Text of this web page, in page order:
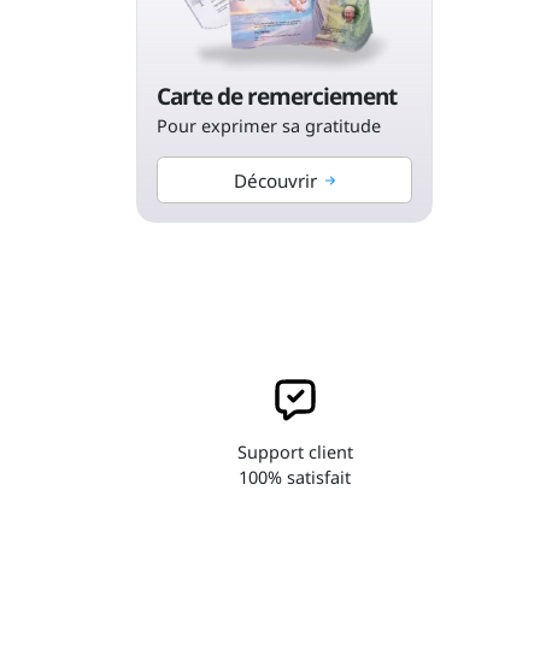
Carte de remerciement
Pour exprimer sa gratitude
Découvrir
Support client
100% satisfait